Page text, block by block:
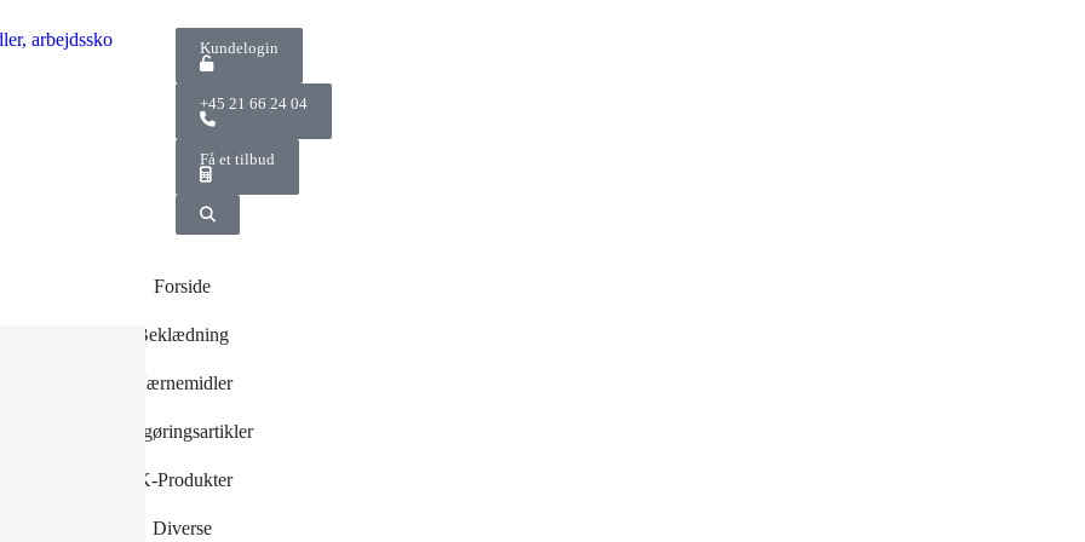
Kundelogin
+45 21 66 24 04
Få et tilbud
Forside
Beklædning
-
Værnemidler
Rengøringsartikler
IK-Produkter
Diverse